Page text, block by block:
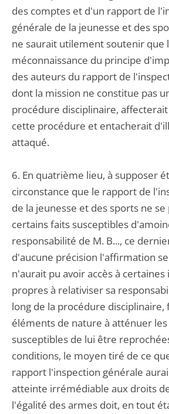
des comptes et d'un rapport de
générale de la jeunesse et des
ne saurait utilement soutenir que
méconnaissance du principe
des auteurs du rapport de
dont la mission ne constitue pas
procédure disciplinaire,
cette procédure et entacherait
attaqué.
6. En quatrième lieu, à supposer
circonstance que le rapport de
de la jeunesse et des sports ne
certains faits susceptibles
responsabilité de M. B..., ce
d'aucune précision l'affirmation
n'aurait pu avoir accès à
propres à relativiser sa
long de la procédure disciplinaire,
éléments de nature à atténuer
susceptibles de lui être
conditions, le moyen tiré de ce
rapport l'inspection générale
atteinte irrémédiable aux droits
l'égalité des armes doit, en tout